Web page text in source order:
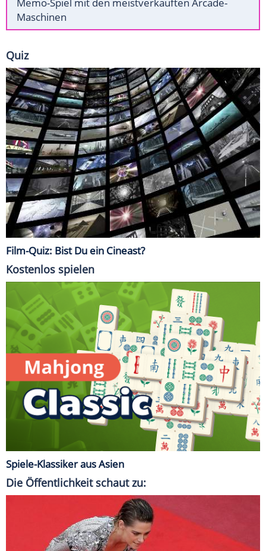
Memo-Spiel mit den meistverkauften Arcade-
Maschinen
Quiz
Film-Quiz: Bist Du ein Cineast?
Kostenlos spielen
Spiele-Klassiker aus Asien
Die Öffentlichkeit schaut zu: